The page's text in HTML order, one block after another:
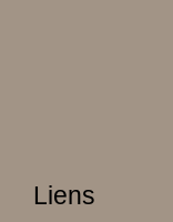
Liens